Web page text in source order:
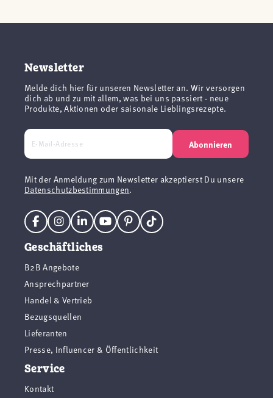
Newsletter
Melde dich hier für unseren Newsletter an. Wir versorgen
dich ab und zu mit allem, was bei uns passiert - neue
Produkte, Aktionen oder saisonale Lieblingsrezepte.
Abonnieren
Mit der Anmeldung zum Newsletter akzeptierst Du unsere
Datenschutzbestimmungen.
Geschäftliches
B2B Angebote
Ansprechpartner
Handel & Vertrieb
Bezugsquellen
Lieferanten
Presse, Influencer & Öffentlichkeit
Service
Kontakt